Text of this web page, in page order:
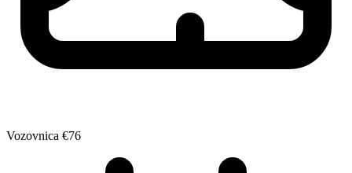
Vozovnica €76